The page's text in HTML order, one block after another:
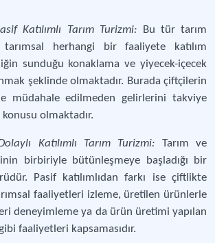
Katılımlı Tarım Turizmi: Bu tür tarım
herhangi bir faaliyete katılım
sunduğu konaklama ve yiyecek-içecek
şeklinde olmaktadır. Burada çiftçilerin
müdahale edilmeden gelirlerini takviye
olmaktadır.
Katılımlı Tarım Turizmi: Tarım ve
birbiriyle bütünleşmeye başladığı bir
Pasif katılımlıdan farkı ise çiftlikte
faaliyetleri izleme, üretilen ürünlerle
deneyimleme ya da ürün üretimi yapılan
faaliyetleri kapsamasıdır.